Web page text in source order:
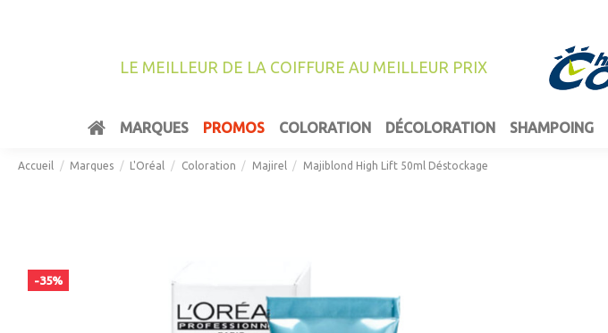
LE MEILLEUR DE LA COIFFURE AU MEILLEUR PRIX
MARQUES PROMOS COLORATION DÉCOLORATION SHAMPOING
Accueil Marques L'Oréal Coloration Majirel Majiblond High Lift 50ml Déstockage
-35%